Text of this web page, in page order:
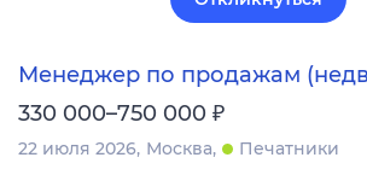
Менеджер по продажам
330 000–750 000 ₽
22 июля 2026 Москва
Печатники